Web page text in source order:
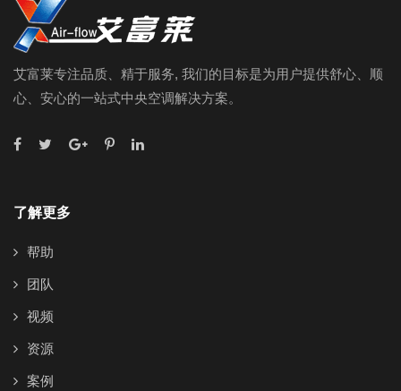
艾富莱专注品质、精于服务, 我们的目标是为用户提供舒心、顺
心、安心的一站式中央空调解决方案。
了解更多
帮助
团队
视频
资源
案例